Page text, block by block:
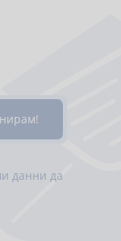
данни да